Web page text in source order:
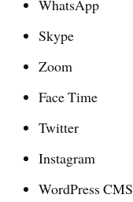
WhatsApp
Skype
Zoom
Face Time
Twitter
Instagram
WordPress CMS